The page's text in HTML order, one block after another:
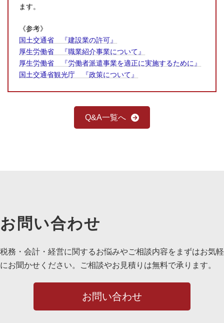
ます。
《参考》
国土交通省 『建設業の許可』
厚生労働省 『職業紹介事業について』
厚生労働省 『労働者派遣事業を適正に実施するために』
国土交通省観光庁 『政策について』
Q&A一覧へ
お問い合わせ
税務・会計・経営に関するお悩みやご相談内容をまずはお気軽
にお聞かせください。ご相談やお見積りは無料で承ります。
お問い合わせ